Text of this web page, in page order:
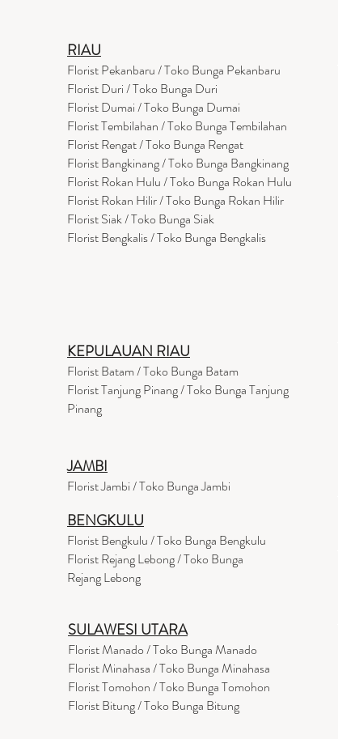
RIAU
Florist Pekanbaru / Toko Bunga Pekanbaru
Florist Duri / Toko Bunga Duri
Florist Dumai / Toko Bunga Dumai
Florist Tembilahan / Toko Bunga Tembilahan
Florist Rengat / Toko Bunga Rengat
Florist Bangkinang / Toko Bunga Bangkinang
Florist Rokan Hulu / Toko Bunga Rokan Hulu
Florist Rokan Hilir / Toko Bunga Rokan Hilir
Florist Siak / Toko Bunga Siak
Florist Bengkalis / Toko Bunga Bengkalis
KEPULAUAN RIAU
Florist Batam / Toko Bunga Batam
Florist Tanjung Pinang / Toko Bunga Tanjung
Pinang
JAMBI
Florist Jambi / Toko Bunga Jambi
BENGKULU
Florist Bengkulu / Toko Bunga Bengkulu
Florist Rejang Lebong / Toko Bunga
Rejang Lebong
SULAWESI UTARA
Florist Manado / Toko Bunga Manado
Florist Minahasa / Toko Bunga Minahasa
Florist Tomohon / Toko Bunga Tomohon
Florist Bitung / Toko Bunga Bitung